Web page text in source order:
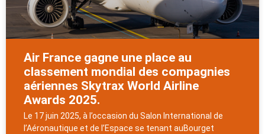
Air France gagne une place au
classement mondial des compagnies
aériennes Skytrax World Airline
Awards 2025.
Le 17 juin 2025, à l’occasion du Salon International de
l’Aéronautique et de l’Espace se tenant auBourget